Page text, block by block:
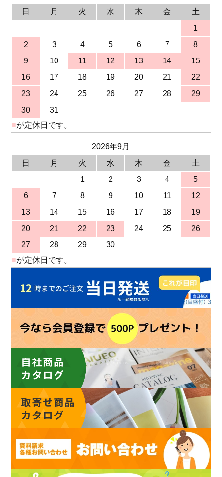
日
月 火 水 木 金
土
1
2
3 4 5 6 7
8
9
10 11 12 13 14
15
16
17 18 19 20 21
22
23
24 25 26 27 28
29
30
31
■が定休日です。
2026年9月
日
月 火 水 木 金
土
1
2 3 4
5
6
7 8 9 10 11
12
13
14 15 16 17 18
19
20
21 22 23 24 25
26
27
28 29
30
■が定休日です。